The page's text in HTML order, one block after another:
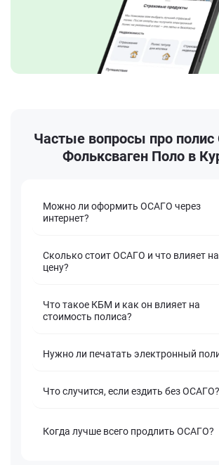
Частые вопросы про
Фольксваген Поло в
Можно ли оформить ОСАГО через
интернет?
Сколько стоит ОСАГО и что влияет на
цену?
Что такое КБМ и как он влияет на
стоимость полиса?
Нужно ли печатать электронный
Что случится, если ездить без ОСАГО?
Когда лучше всего продлить ОСАГО?